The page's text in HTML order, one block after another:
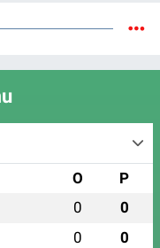
O P
0 0
0 0